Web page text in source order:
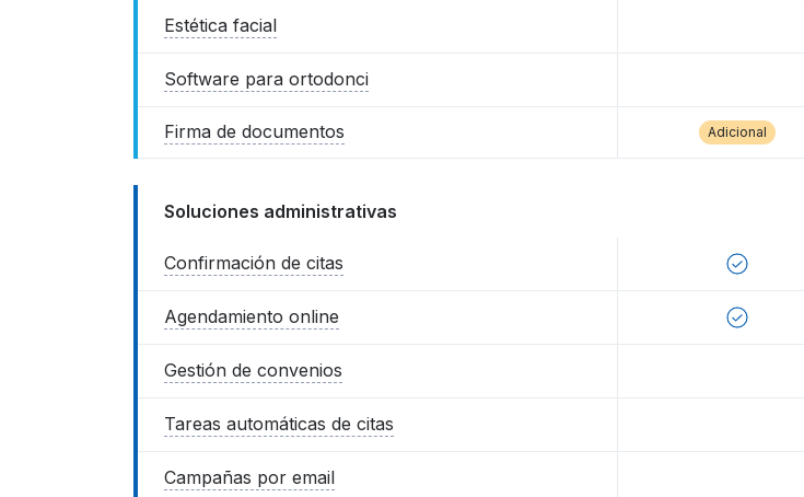
Estética facial
Software para ortodonci
Firma de documentos Adicional
Soluciones administrativas
Confirmación de citas
Agendamiento online
Gestión de convenios
Tareas automáticas de citas
Campañas por email